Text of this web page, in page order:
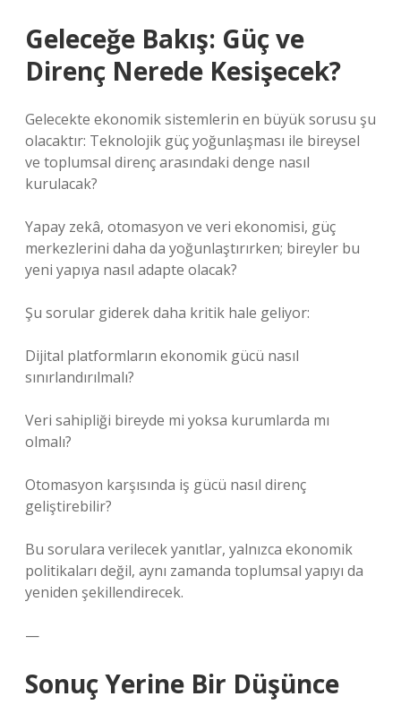
Geleceğe Bakış: Güç ve
Direnç Nerede Kesişecek?
Gelecekte ekonomik sistemlerin en büyük sorusu şu
olacaktır: Teknolojik güç yoğunlaşması ile bireysel
ve toplumsal direnç arasındaki denge nasıl
kurulacak?
Yapay zekâ, otomasyon ve veri ekonomisi, güç
merkezlerini daha da yoğunlaştırırken; bireyler bu
yeni yapıya nasıl adapte olacak?
Şu sorular giderek daha kritik hale geliyor:
Dijital platformların ekonomik gücü nasıl
sınırlandırılmalı?
Veri sahipliği bireyde mi yoksa kurumlarda mı
olmalı?
Otomasyon karşısında iş gücü nasıl direnç
geliştirebilir?
Bu sorulara verilecek yanıtlar, yalnızca ekonomik
politikaları değil, aynı zamanda toplumsal yapıyı da
yeniden şekillendirecek.
—
Sonuç Yerine Bir Düşünce